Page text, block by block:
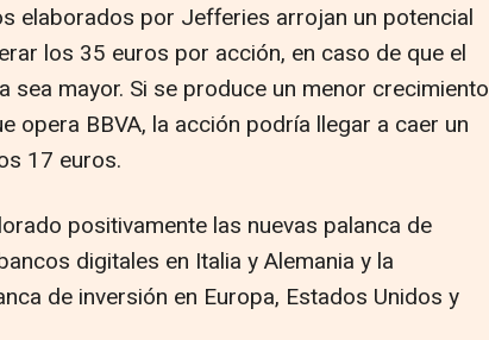
elaborados por Jefferies arrojan un potencial
los 35 euros por acción, en caso de que el
sea mayor. Si se produce un menor crecimiento
opera BBVA, la acción podría llegar a caer un
17 euros.
positivamente las nuevas palanca de
digitales en Italia y Alemania y la
de inversión en Europa, Estados Unidos y